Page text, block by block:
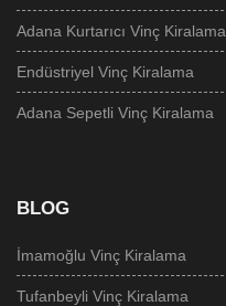
Adana Kurtarıcı Vinç Kiralama
Endüstriyel Vinç Kiralama
Adana Sepetli Vinç Kiralama
BLOG
İmamoğlu Vinç Kiralama
Tufanbeyli‎ Vinç Kiralama